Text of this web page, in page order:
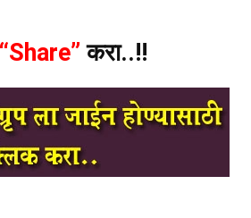
“Share” करा..!!